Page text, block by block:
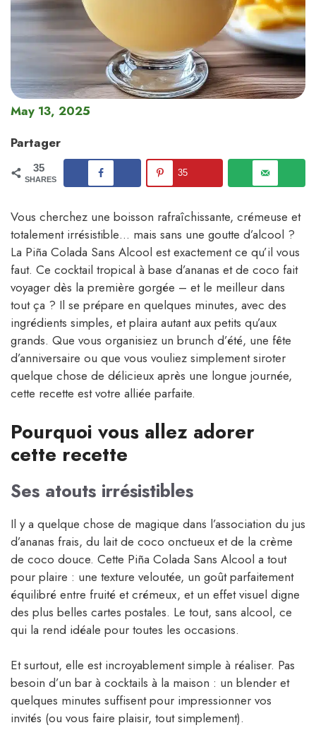
May 13, 2025
Partager
35
SHARES
35
Vous cherchez une boisson rafraîchissante, crémeuse et
totalement irrésistible… mais sans une goutte d’alcool ?
La Piña Colada Sans Alcool est exactement ce qu’il vous
faut. Ce cocktail tropical à base d’ananas et de coco fait
voyager dès la première gorgée – et le meilleur dans
tout ça ? Il se prépare en quelques minutes, avec des
ingrédients simples, et plaira autant aux petits qu’aux
grands. Que vous organisiez un brunch d’été, une fête
d’anniversaire ou que vous vouliez simplement siroter
quelque chose de délicieux après une longue journée,
cette recette est votre alliée parfaite.
Pourquoi vous allez adorer
cette recette
Ses atouts irrésistibles
Il y a quelque chose de magique dans l’association du jus
d’ananas frais, du lait de coco onctueux et de la crème
de coco douce. Cette Piña Colada Sans Alcool a tout
pour plaire : une texture veloutée, un goût parfaitement
équilibré entre fruité et crémeux, et un effet visuel digne
des plus belles cartes postales. Le tout, sans alcool, ce
qui la rend idéale pour toutes les occasions.
Et surtout, elle est incroyablement simple à réaliser. Pas
besoin d’un bar à cocktails à la maison : un blender et
quelques minutes suffisent pour impressionner vos
invités (ou vous faire plaisir, tout simplement).